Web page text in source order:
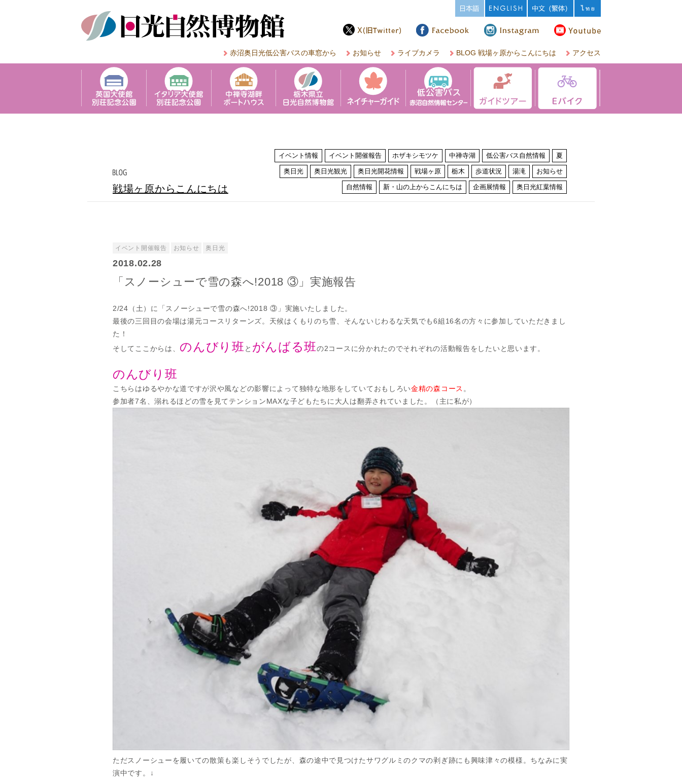
赤沼奥日光低公害バスの車窓から お知らせ ライブカメラ BLOG 戦場ヶ原からこんにちは アクセス
戦場ヶ原からこんにちは
イベント情報 イベント開催報告 ホザキシモツケ 中禅寺湖 低公害バス自然情報 夏
奥日光 奥日光観光 奥日光開花情報 戦場ヶ原 栃木 歩道状況 湯滝 お知らせ
自然情報 新・山の上からこんにちは 企画展情報 奥日光紅葉情報
イベント開催報告 お知らせ 奥日光
2018.02.28
「スノーシューで雪の森へ!2018 ③」実施報告
2/24（土）に「スノーシューで雪の森へ!2018 ③」実施いたしました。
最後の三回目の会場は湯元コースリターンズ。天候はくもりのち雪、そんないじわるな天気でも6組16名の方々に参加していただきまし
た！
そしてここからは、 のんびり班 と がんばる班の2コースに分かれたのでそれぞれの活動報告をしたいと思います。
のんびり班
こちらはゆるやかな道ですが沢や風などの影響によって独特な地形をしていておもしろい金精の森コース 。
参加者7名、溺れるほどの雪を見てテンションMAXな子どもたちに大人は翻弄されていました。（主に私が）
ただスノーシューを履いての散策も楽しそうでしたが、森の途中で見つけたサワグルミのクマの剥ぎ跡にも興味津々の模様。ちなみに実
演中です。↓